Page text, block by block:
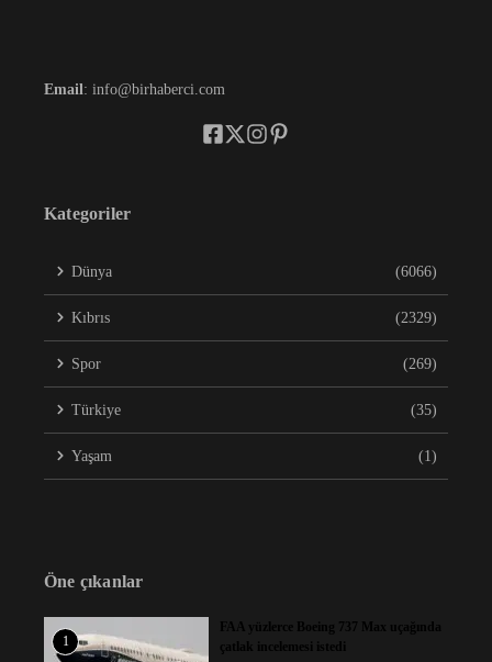
Email : info@birhaberci.com
Kategoriler
Dünya (6066)
Kıbrıs (2329)
Spor (269)
Türkiye (35)
Yaşam (1)
Öne çıkanlar
1
FAA yüzlerce Boeing 737 Max uçağında
çatlak incelemesi istedi